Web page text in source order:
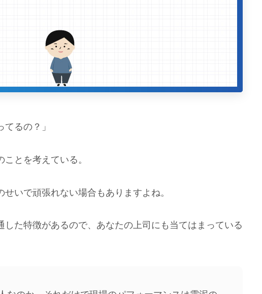
るの？」
とを考えている。
いで頑張れない場合もありますよね。
た特徴があるので、あなたの上司にも当てはまっている